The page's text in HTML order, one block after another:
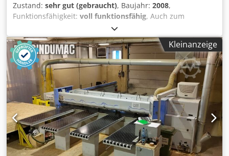
Zustand: sehr gut (gebraucht), Baujahr: 2008,
Funktionsfähigkeit: voll funktionsfähig, Auch zum
Schneiden von Aluminium geeignet. Bisher wurden jedoch
hauptsächlich Kunststoff- und Holzwerkstoffe geschnitten.
Maximale Plattenbreite: 4300 mm Schnitttiefe: 3300 mm
Hauptsägeblattüberstand: 135 mm Vorritzaggregat,
Sägeblattdurchmesser: 200 mm Schiebetisch mit 11
Spannzangen 1 vorderer fester Luftpolstertisch 2 vordere
bewegliche Luftpolstertische Gesamtleistung: 37 kW
Bedienungsanleitungen in Papierform Chedpfx Asy T
Sxfslfja Verfügbarkeit: Oktober 2026
Kleinanzeige